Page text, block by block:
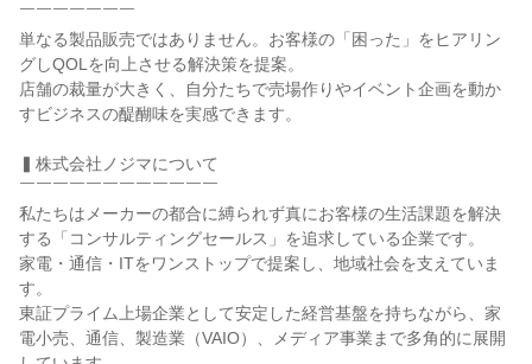
￣￣￣￣￣￣￣
単なる製品販売ではありません。お客様の「困った」をヒアリン
グしQOLを向上させる解決策を提案。
店舗の裁量が大きく、自分たちで売場作りやイベント企画を動か
すビジネスの醍醐味を実感できます。
▍株式会社ノジマについて
￣￣￣￣￣￣￣￣￣￣￣￣
私たちはメーカーの都合に縛られず真にお客様の生活課題を解決
する「コンサルティングセールス」を追求している企業です。
家電・通信・ITをワンストップで提案し、地域社会を支えていま
す。
東証プライム上場企業として安定した経営基盤を持ちながら、家
電小売、通信、製造業（VAIO）、メディア事業まで多角的に展開